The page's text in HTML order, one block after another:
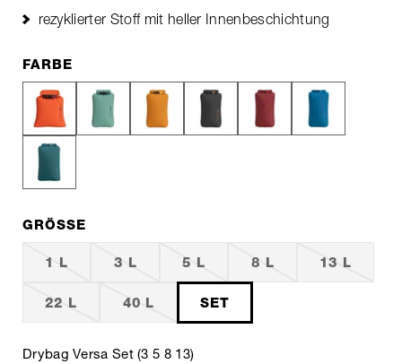
rezyklierter Stoff mit heller Innenbeschichtung
FARBE
GRÖSSE
1 L 3 L 5 L 8 L 13 L
22 L 40 L SET
Drybag Versa Set (3 5 8 13)